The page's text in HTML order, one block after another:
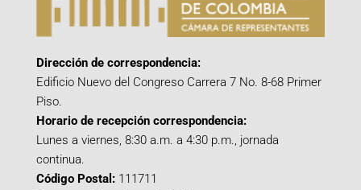
Dirección de correspondencia:
Edificio Nuevo del Congreso Carrera 7 No. 8-68 Primer
Piso.
Horario de recepción correspondencia:
Lunes a viernes, 8:30 a.m. a 4:30 p.m., jornada
continua.
Código Postal: 111711